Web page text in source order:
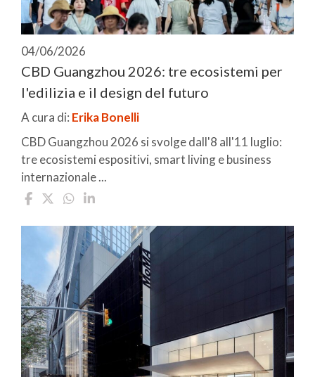
04/06/2026
CBD Guangzhou 2026: tre ecosistemi per
l'edilizia e il design del futuro
A cura di: Erika Bonelli
CBD Guangzhou 2026 si svolge dall'8 all'11 luglio:
tre ecosistemi espositivi, smart living e business
internazionale ...